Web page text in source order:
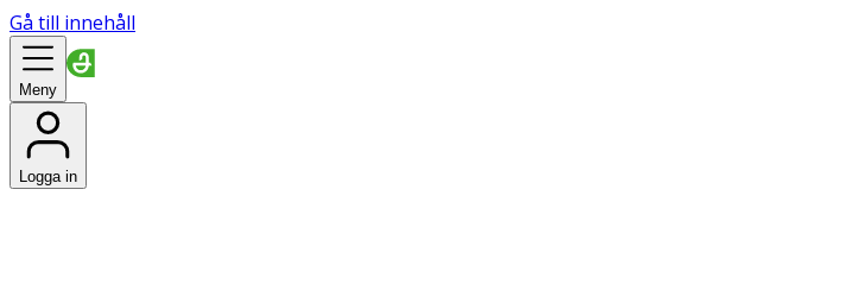
Gå till innehåll
Meny
Logga in